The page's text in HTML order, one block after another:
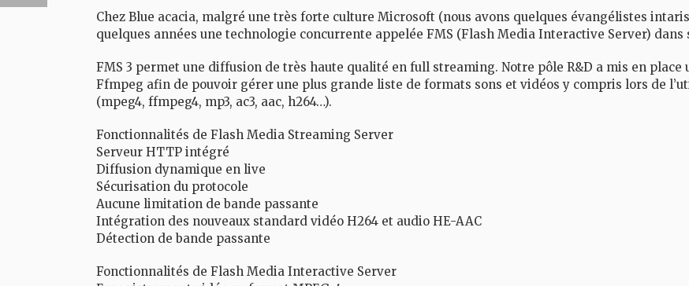
Chez Blue acacia, malgré une très forte culture Microsoft (nous avons quelques évangélistes
quelques années une technologie concurrente appelée FMS (Flash Media Interactive Server)
FMS 3 permet une diffusion de très haute qualité en full streaming. Notre pôle R&D a mis en
Ffmpeg afin de pouvoir gérer une plus grande liste de formats sons et vidéos y compris lors de
(mpeg4, ffmpeg4, mp3, ac3, aac, h264…).
Fonctionnalités de Flash Media Streaming Server
Serveur HTTP intégré
Diffusion dynamique en live
Sécurisation du protocole
Aucune limitation de bande passante
Intégration des nouveaux standard vidéo H264 et audio HE-AAC
Détection de bande passante
Fonctionnalités de Flash Media Interactive Server